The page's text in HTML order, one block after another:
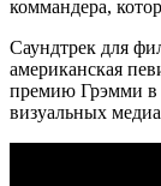
коммандера,
Саундтрек для
американская
премию Грэмми в
визуальных